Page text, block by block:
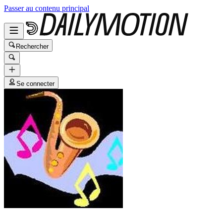
Passer au contenu principal
Rechercher
Se connecter